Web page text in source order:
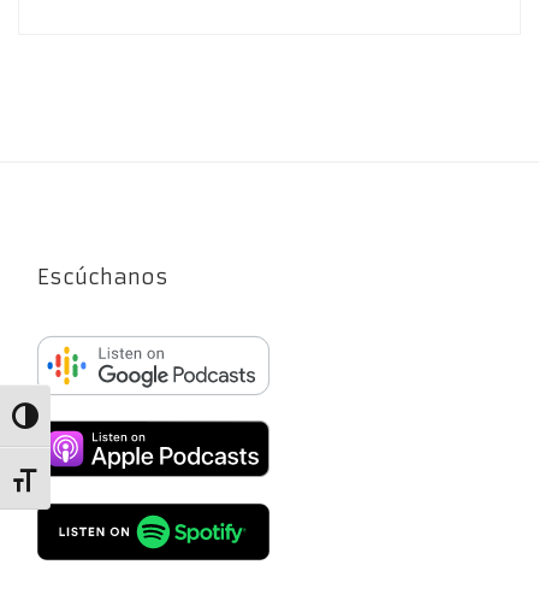
Alternar alto contraste
Alternar tamaño de letra
Escúchanos